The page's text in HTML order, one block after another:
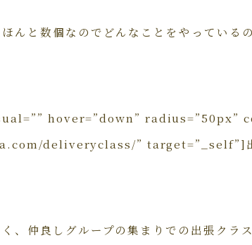
んと数個なのでどんなことをやっている
hover=”down” radius=”50px”
deliveryclass/” target=”_self”]
、仲良しグループの集まりでの出張クラス